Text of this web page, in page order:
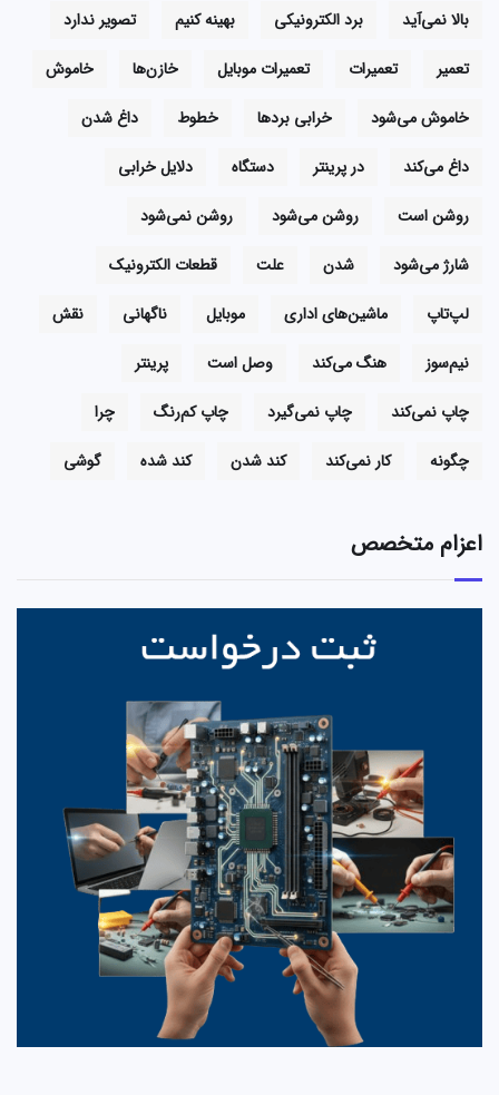
بالا نمی‌آید
برد الکترونیکی بهینه کنیم
تصویر ندارد
تعمیر
تعمیرات تعمیرات موبایل خازن‌ها
خاموش
خاموش می‌شود
خرابی بردها خطوط
داغ شدن
داغ می‌کند
در پرینتر دستگاه
دلایل خرابی
روشن است
روشن می‌شود
روشن نمی‌شود
شارژ می‌شود
شدن علت
قطعات الکترونیک
لپ‌تاپ
ماشین‌های اداری موبایل ناگهانی
نقش
نیم‌سوز
هنگ می‌کند وصل است
پرینتر
چاپ نمی‌کند
چاپ نمی‌گیرد چاپ کم‌رنگ
چرا
چگونه
کار نمی‌کند کند شدن کند شده گوشی
اعزام متخصص